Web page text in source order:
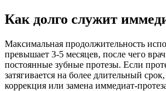
Как долго служит
Максимальная продолжительность
превышает 3-5 месяцев, после чего
постоянные зубные протезы. Если
затягивается на более длительный
коррекция или замена иммедиат-